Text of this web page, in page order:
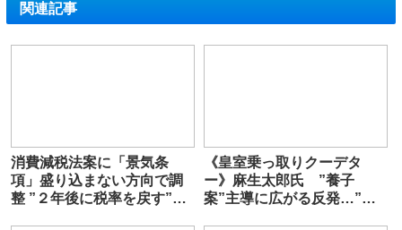
関連記事
消費減税法案に「景気条
項」盛り込まない方向で調
整 ”２年後に税率を戻す”と
《皇室乗っ取りクーデタ
ー》麻生太郎氏 ”養子
案”主導に広がる反発…”天